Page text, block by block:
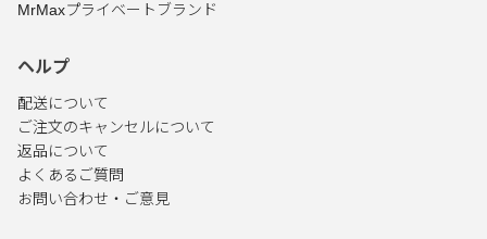
MrMaxプライベートブランド
ヘルプ
配送について
ご注文のキャンセルについて
返品について
よくあるご質問
お問い合わせ・ご意見